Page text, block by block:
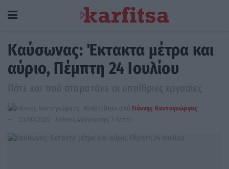
Kαύσωνας: Έκτακτα μέτρα και
αύριο, Πέμπτη 24 Ιουλίου
Πότε και πού σταματάνε οι υπαίθριες εργασίες
Αναρτήθηκε από Γιάννης Κοντογεώργος
23/07/2025
Χρόνος Ανάγνωσης: 1 λεπτό